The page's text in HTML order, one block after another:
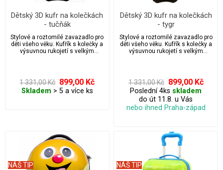
Dětský 3D kufr na kolečkách
- tučňák
Stylové a roztomilé zavazadlo pro
děti všeho věku. Kufřík s kolečky a
výsuvnou rukojetí s velkým
1 331,00 Kč 899,00 Kč
Skladem > 5 a více ks
Dětský 3D kufr na kolečkách
- tygr
Stylové a roztomilé zavazadlo pro
děti všeho věku. Kufřík s kolečky a
výsuvnou rukojetí s velkým
1 331,00 Kč 899,00 Kč
Poslední 4ks skladem
do út 11.8. u Vás
nebo ihned Praha-západ
NÁŠ TIP NÁŠ TIP